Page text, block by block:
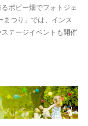
ポピー畑でフォトジェ
まつり」では、インス
テージイベントも開催